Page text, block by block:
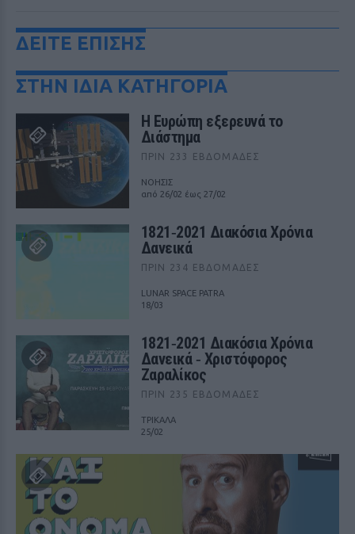
ΔΕΙΤΕ ΕΠΙΣΗΣ
ΣΤΗΝ ΙΔΙΑ ΚΑΤΗΓΟΡΙΑ
Η Ευρώπη εξερευνά το
Διάστημα
ΠΡΙΝ 233 ΕΒΔΟΜΆΔΕΣ
ΝΟΗΣΙΣ
από 26/02 έως 27/02
1821‑2021 Διακόσια Χρόνια
Δανεικά
ΠΡΙΝ 234 ΕΒΔΟΜΆΔΕΣ
LUNAR SPACE PATRA
18/03
1821‑2021 Διακόσια Χρόνια
Δανεικά ‑ Χριστόφορος
Ζαραλίκος
ΠΡΙΝ 235 ΕΒΔΟΜΆΔΕΣ
ΤΡΙΚΑΛΑ
25/02